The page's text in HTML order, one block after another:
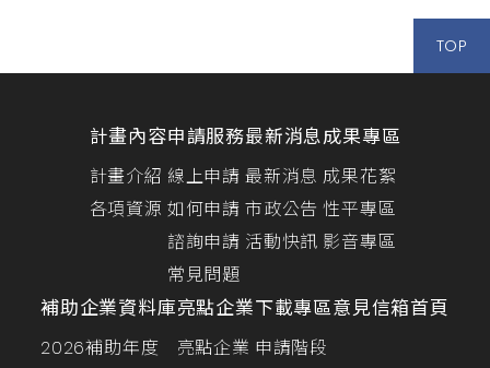
TOP
計畫內容
計畫介紹
各項資源
申請服務
線上申請
如何申請
諮詢申請
常見問題
最新消息
最新消息
市政公告
活動快訊
成果專區
成果花絮
性平專區
影音專區
補助企業資料庫
2026補助年度
亮點企業
亮點企業
下載專區
申請階段
意見信箱首頁